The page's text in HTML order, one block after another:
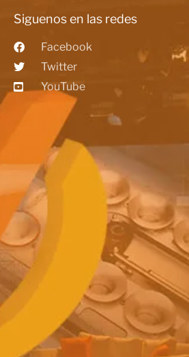
Siguenos en las redes
Facebook
Twitter
YouTube